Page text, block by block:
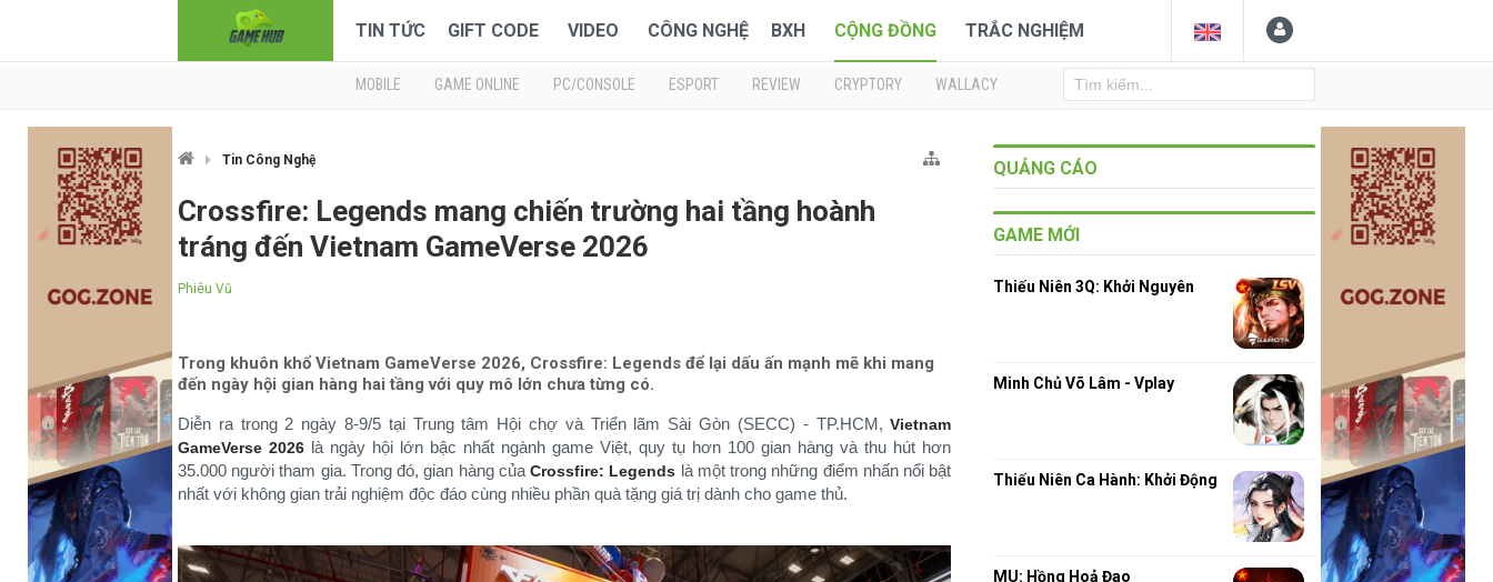
TIN TỨC GIFT CODE VIDEO CÔNG NGHỆ BXH CỘNG ĐỒNG TRẮC NGHIỆM
MOBILE GAME ONLINE PC/CONSOLE ESPORT REVIEW CRYPTORY WALLACY
Tin Công Nghệ
Crossfire: Legends mang chiến trường hai tầng hoành
tráng đến Vietnam GameVerse 2026
Phiêu Vũ
Trong khuôn khổ Vietnam GameVerse 2026, Crossfire: Legends để lại dấu ấn mạnh mẽ khi mang
đến ngày hội gian hàng hai tầng với quy mô lớn chưa từng có.
Diễn ra trong 2 ngày 8-9/5 tại Trung tâm Hội chợ và Triển lãm Sài Gòn (SECC) - TP.HCM,Vietnam
GameVerse 2026 là ngày hội lớn bậc nhất ngành game Việt, quy tụ hơn 100 gian hàng và thu hút hơn
35.000 người tham gia. Trong đó, gian hàng củaCrossfire: Legends là một trong những điểm nhấn nổi bật
nhất với không gian trải nghiệm độc đáo cùng nhiều phần quà tặng giá trị dành cho game thủ.
QUẢNG CÁO
GAME MỚI
Thiếu Niên 3Q: Khởi Nguyên
Minh Chủ Võ Lâm - Vplay
Thiếu Niên Ca Hành: Khởi Động
MU: Hồng Hoả Đao